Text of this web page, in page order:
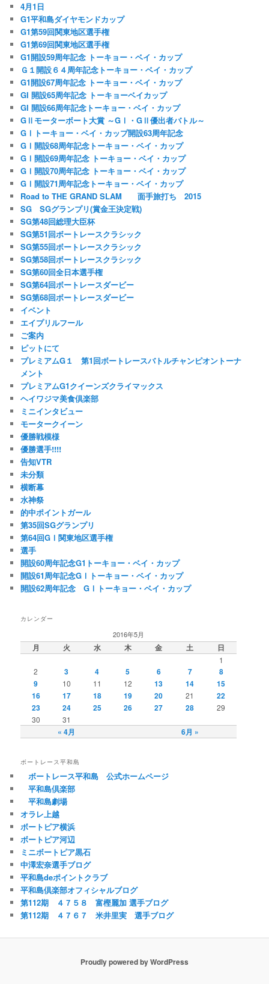
4月1日
G1平和島ダイヤモンドカップ
G1第59回関東地区選手権
G1第69回関東地区選手権
G1開設59周年記念 トーキョー・ベイ・カップ
Ｇ１開設６４周年記念トーキョー・ベイ・カップ
G1開設67周年記念 トーキョー・ベイ・カップ
GI 開設65周年記念 トーキョーベイカップ
GI 開設66周年記念トーキョー・ベイ・カップ
GⅡモーターボート大賞 ～GⅠ・GⅡ優出者バトル～
GⅠトーキョー・ベイ・カップ開設63周年記念
GⅠ開設68周年記念トーキョー・ベイ・カップ
GⅠ開設69周年記念 トーキョー・ベイ・カップ
GⅠ開設70周年記念 トーキョー・ベイ・カップ
GⅠ開設71周年記念トーキョー・ベイ・カップ
Road to THE GRAND SLAM 面手旅打ち 2015
SG SGグランプリ(賞金王決定戦)
SG第48回総理大臣杯
SG第51回ボートレースクラシック
SG第55回ボートレースクラシック
SG第58回ボートレースクラシック
SG第60回全日本選手権
SG第64回ボートレースダービー
SG第68回ボートレースダービー
イベント
エイプリルフール
ご案内
ピットにて
プレミアムG１ 第1回ボートレースバトルチャンピオントーナ
メント
プレミアムG1クイーンズクライマックス
ヘイワジマ美食倶楽部
ミニインタビュー
モータークイーン
優勝戦模様
優勝選手!!!!
告知VTR
未分類
横断幕
水神祭
的中ポイントガール
第35回SGグランプリ
第64回GⅠ関東地区選手権
選手
開設60周年記念G1トーキョー・ベイ・カップ
開設61周年記念GⅠトーキョー・ベイ・カップ
開設62周年記念 GⅠトーキョー・ベイ・カップ
カレンダー
2016年5月
月 火 水 木 金 土 日
« 4月 6月 »
1
2
3 4 5 6 7
8
9
10 11 12 13 14
15
16
17 18 19 20 21
22
23
24 25 26 27 28
29
30
31
ボートレース平和島
ボートレース平和島 公式ホームページ
平和島倶楽部
平和島劇場
オラレ上越
ボートピア横浜
ボートピア河辺
ミニボートピア黒石
中澤宏奈選手ブログ
平和島deポイントクラブ
平和島倶楽部オフィシャルブログ
第112期 ４７５８ 富樫麗加 選手ブログ
第112期 ４７６７ 米井里実 選手ブログ
Proudly powered by WordPress